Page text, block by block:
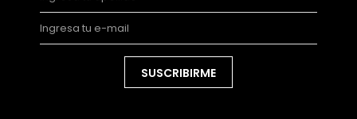
SUSCRIBIRME